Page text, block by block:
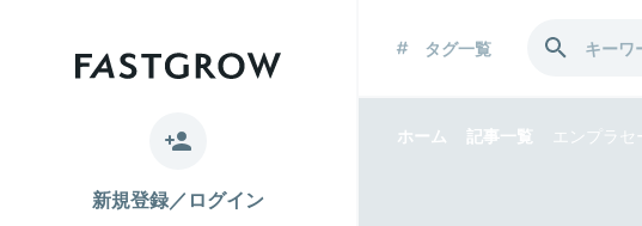
新規登録／ログイン
タグ一覧
ホーム 記事一覧